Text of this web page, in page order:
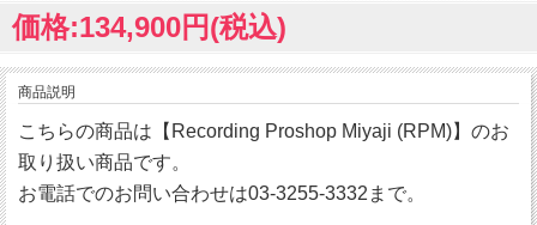
価格:134,900円(税込)
商品説明
こちらの商品は【Recording Proshop Miyaji (RPM)】のお
取り扱い商品です。
お電話でのお問い合わせは03-3255-3332まで。